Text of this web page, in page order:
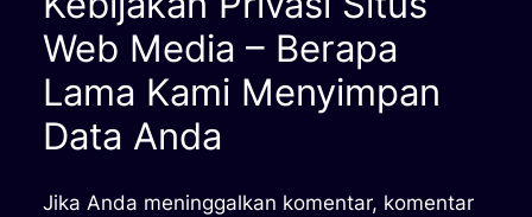
Web Media – Berapa
Lama Kami Menyimpan
Data Anda
Jika Anda meninggalkan komentar, komentar